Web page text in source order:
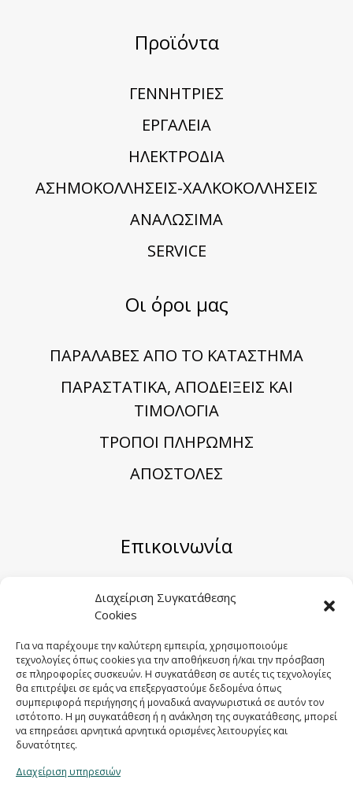
Διαχείριση Συγκατάθεσης
Cookies
Για να παρέχουμε την καλύτερη εμπειρία, χρησιμοποιούμε
τεχνολογίες όπως cookies για την αποθήκευση ή/και την πρόσβαση
σε πληροφορίες συσκευών. Η συγκατάθεση σε αυτές τις τεχνολογίες
θα επιτρέψει σε εμάς να επεξεργαστούμε δεδομένα όπως
συμπεριφορά περιήγησης ή μοναδικά αναγνωριστικά σε αυτόν τον
ιστότοπο. Η μη συγκατάθεση ή η ανάκληση της συγκατάθεσης, μπορεί
να επηρεάσει αρνητικά αρνητικά ορισμένες λειτουργίες και
δυνατότητες.
Διαχείριση υπηρεσιών
Προϊόντα
ΓΕΝΝΗΤΡΙΕΣ
ΕΡΓΑΛΕΙΑ
ΗΛΕΚΤΡΟΔΙΑ
ΑΣΗΜΟΚΟΛΛΗΣΕΙΣ-ΧΑΛΚΟΚΟΛΛΗΣΕΙΣ
ΑΝΑΛΩΣΙΜΑ
SERVICE
Οι όροι μας
ΠΑΡΑΛΑΒΕΣ ΑΠΟ ΤΟ ΚΑΤΑΣΤΗΜΑ
ΠΑΡΑΣΤΑΤΙΚΑ, ΑΠΟΔΕΙΞΕΙΣ ΚΑΙ
ΤΙΜΟΛΟΓΙΑ
TΡΟΠΟΙ ΠΛΗΡΩΜΗΣ
ΑΠΟΣΤΟΛΕΣ
Επικοινωνία
Μηριόνου 5-7, Αθήνα 104 41
Email:sales@sygometal.gr
Τηλέφωνο: (+30) 210 3456062 / (+30) 210
3456025
Fax: (+30) 210 3456422